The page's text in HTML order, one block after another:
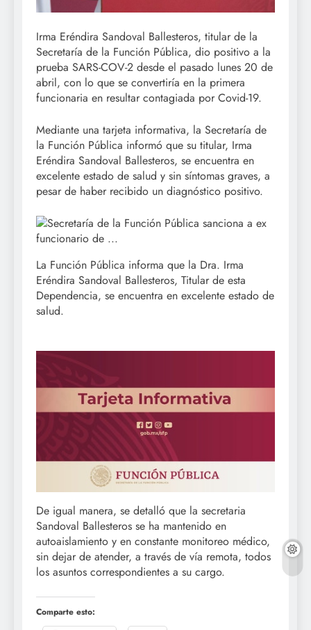
Irma Eréndira Sandoval Ballesteros, titular de la
Secretaría de la Función Pública, dio positivo a la
prueba SARS-COV-2 desde el pasado lunes 20 de
abril, con lo que se convertiría en la primera
funcionaria en resultar contagiada por Covid-19.
Mediante una tarjeta informativa, la Secretaría de
la Función Pública informó que su titular, Irma
Eréndira Sandoval Ballesteros, se encuentra en
excelente estado de salud y sin síntomas graves, a
pesar de haber recibido un diagnóstico positivo.
La Función Pública informa que la Dra. Irma
Eréndira Sandoval Ballesteros, Titular de esta
Dependencia, se encuentra en excelente estado de
salud.
De igual manera, se detalló que la secretaria
Sandoval Ballesteros se ha mantenido en
autoaislamiento y en constante monitoreo médico,
sin dejar de atender, a través de vía remota, todos
los asuntos correspondientes a su cargo.
Comparte esto: